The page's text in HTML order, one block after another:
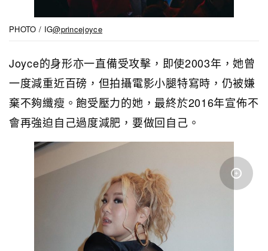
PHOTO / IG@princejoyce
Joyce的身形亦一直備受攻擊，即使2003年，她曾
一度減重近百磅，但拍攝電影小腿特寫時，仍被嫌
棄不夠纖瘦。飽受壓力的她，最終於2016年宣佈不
會再強迫自己過度減肥，要做回自己。